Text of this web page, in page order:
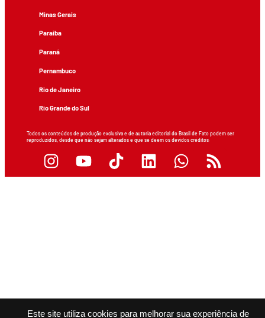
Este site utiliza cookies para melhorar sua experiência de
Minas Gerais
Paraíba
Paraná
Pernambuco
Rio de Janeiro
Rio Grande do Sul
Todos os conteúdos de produção exclusiva e de autoria editorial do Brasil de Fato podem ser
reproduzidos, desde que não sejam alterados e que se deem os devidos créditos.